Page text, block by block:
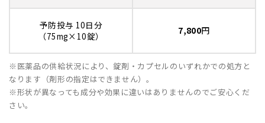
予防投与 10日分
（75mg×10錠）
7,800円
※医薬品の供給状況により、錠剤・カプセルのいずれかでの処方と
なります（剤形の指定はできません）。
※形状が異なっても成分や効果に違いはありませんのでご安心くだ
さい。